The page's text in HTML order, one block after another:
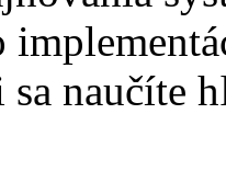
naučíte